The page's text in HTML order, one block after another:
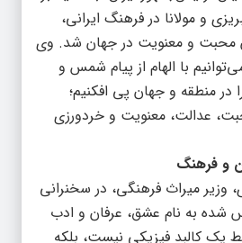
و مولانا در فرهنگ ایرانی،
محبت و معنویت در جهان شد. وی
با الهام از پیام شمس و
در منطقه و جهان پی افکنیم؛
عدالت، معنویت و خردورزی
و فرهنگ
وزیر میراث فرهنگی، در سخنرانی
شده به نام عشق، عرفان و ادب
یک کالبد فیزیکی نیست، بلکه